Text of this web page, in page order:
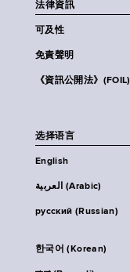
法律資訊
可及性
免責聲明
《資訊公開法》(FOIL)
选择语言
English
العربية (Arabic)
русский (Russian)
한국어 (Korean)